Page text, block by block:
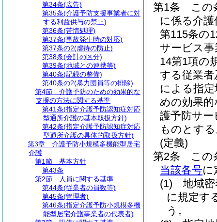
第1条
この
に係る介護
第115条の
サービス
14第1項の
する従業
による指
めの効果
護予防サ
ものとす
(定義)
第2条
この
当該各号に
(1)
地域
に規定す
う。
第34条(広告)
第35条(介護予防支援事業者に対
する利益供与の禁止)
第36条(苦情処理)
第37条(事故発生時の対応)
第37条の2(虐待の防止)
第38条(会計の区分)
第39条(地域との連携等)
第40条(記録の整備)
第40条の2(暴力団員等の排除)
第4節
介護予防のための効果的な
支援の方法に関する基準
第41条(指定介護予防認知症対応
型通所介護の基本取扱方針)
第42条(指定介護予防認知症対応
型通所介護の具体的取扱方針)
第3章
介護予防小規模多機能型居宅
介護
第1節
基本方針
第43条
第2節
人員に関する基準
第44条(従業者の員数等)
第45条(管理者)
第46条(指定介護予防小規模多機
能型居宅介護事業者の代表者)